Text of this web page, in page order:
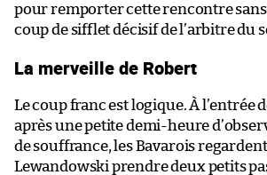
pour remporter cette rencontre
coup de sifflet décisif de l’arbitre du
La merveille de Robert
Le coup franc est logique. À l’entrée
après une petite demi-heure
de souffrance, les Bavarois
Lewandowski prendre deux petits